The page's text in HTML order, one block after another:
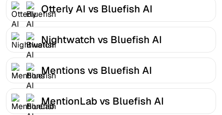
Otterly AI vs Bluefish AI
Nightwatch vs Bluefish AI
Mentions vs Bluefish AI
MentionLab vs Bluefish AI